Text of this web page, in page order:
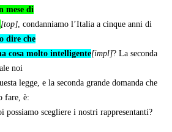
mese di
[top], condanniamo l’Italia a cinque anni di
dire che
cosa molto intelligente[impl]? La seconda
noi
legge, e la seconda grande domanda che
fare, è:
possiamo scegliere i nostri rappresentanti?